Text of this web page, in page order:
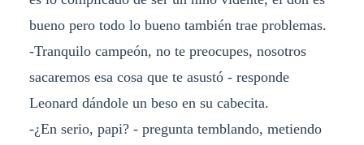
bueno pero todo lo bueno también trae problemas.
-Tranquilo campeón, no te preocupes, nosotros
sacaremos esa cosa que te asustó - responde
Leonard dándole un beso en su cabecita.
-¿En serio, papi? - pregunta temblando, metiendo